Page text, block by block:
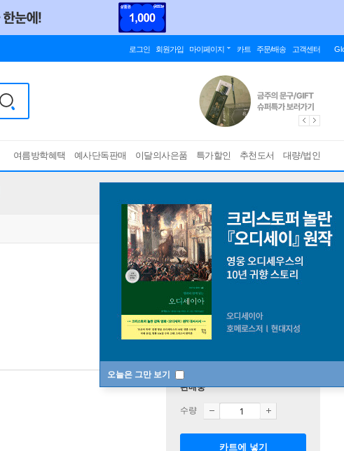
로그인 회원가입 마이페이지 카트 주문/배송 고객센터
여름방학혜택 예사단독판매 이달의사은품 특가할인 추천도서 대량/법인
오늘은 그만 보기
판매중
수량
카트에 넣기